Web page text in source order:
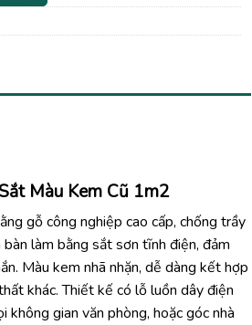
Màu Kem Cũ 1m2
gỗ công nghiệp cao cấp, chống trầy
bàn làm bằng sắt sơn tĩnh điện, đảm
Màu kem nhã nhặn, dễ dàng kết hợp
khác. Thiết kế có lỗ luồn dây điện
không gian văn phòng, hoặc góc nhà